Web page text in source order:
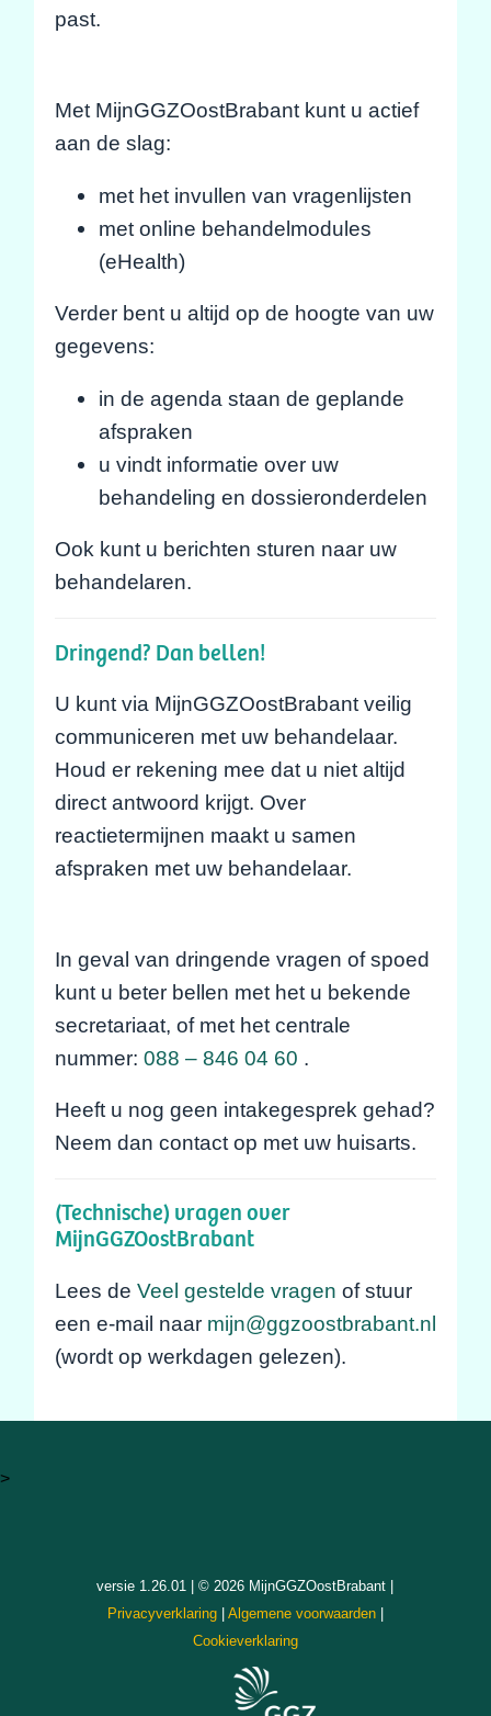
past.
Met MijnGGZOostBrabant kunt u actief
aan de slag:
met het invullen van vragenlijsten
met online behandelmodules
(eHealth)
Verder bent u altijd op de hoogte van uw
gegevens:
in de agenda staan de geplande
afspraken
u vindt informatie over uw
behandeling en dossieronderdelen
Ook kunt u berichten sturen naar uw
behandelaren.
Dringend? Dan bellen!
U kunt via MijnGGZOostBrabant veilig
communiceren met uw behandelaar.
Houd er rekening mee dat u niet altijd
direct antwoord krijgt. Over
reactietermijnen maakt u samen
afspraken met uw behandelaar.
In geval van dringende vragen of spoed
kunt u beter bellen met het u bekende
secretariaat, of met het centrale
nummer: 088 – 846 04 60 .
Heeft u nog geen intakegesprek gehad?
Neem dan contact op met uw huisarts.
(Technische) vragen over
MijnGGZOostBrabant
Lees de Veel gestelde vragen of stuur
een e-mail naar mijn@ggzoostbrabant.nl
(wordt op werkdagen gelezen).
>
versie 1.26.01 | © 2026 MijnGGZOostBrabant |
Privacyverklaring| Algemene voorwaarden|
Cookieverklaring